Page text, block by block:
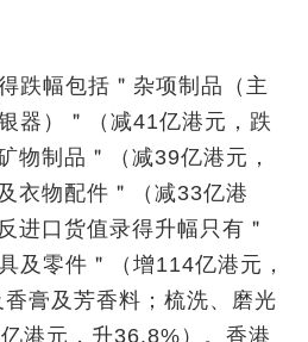
跌幅包括＂杂项制品（主
器）＂（减41亿港元，跌
物制品＂（减39亿港元，
衣物配件＂（减33亿港
进口货值录得升幅只有＂
及零件＂（增114亿港元，
膏及芳香料；梳洗、磨光
港元，升36.8%）。香港